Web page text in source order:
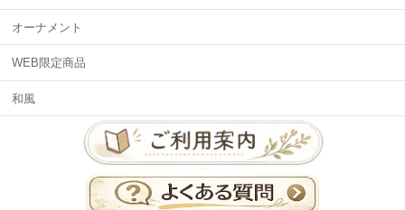
オーナメント
WEB限定商品
和風